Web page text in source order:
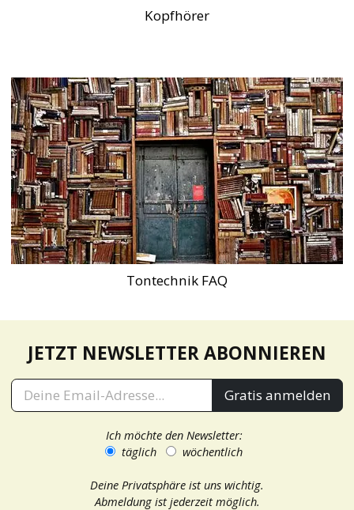
Kopfhörer
Tontechnik FAQ
JETZT NEWSLETTER ABONNIEREN
Gratis anmelden
Ich möchte den Newsletter:
täglich
wöchentlich
Deine Privatsphäre ist uns wichtig.
Abmeldung ist jederzeit möglich.